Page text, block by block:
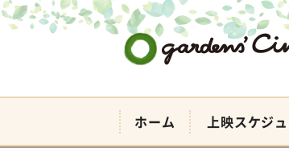
ホーム 上映スケジ